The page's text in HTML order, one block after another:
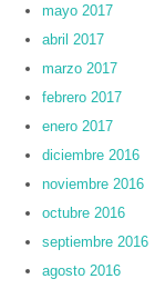
mayo 2017
abril 2017
marzo 2017
febrero 2017
enero 2017
diciembre 2016
noviembre 2016
octubre 2016
septiembre 2016
agosto 2016